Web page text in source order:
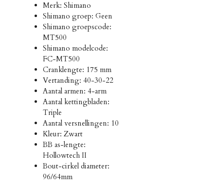
Merk: Shimano
Shimano groep: Geen
Shimano groepscode:
MT500
Shimano modelcode:
FC-MT500
Cranklengte: 175 mm
Vertanding: 40-30-22
Aantal armen: 4-arm
Aantal kettingbladen:
Triple
Aantal versnellingen: 10
Kleur: Zwart
BB as-lengte:
Hollowtech II
Bout-cirkel diameter:
96/64mm